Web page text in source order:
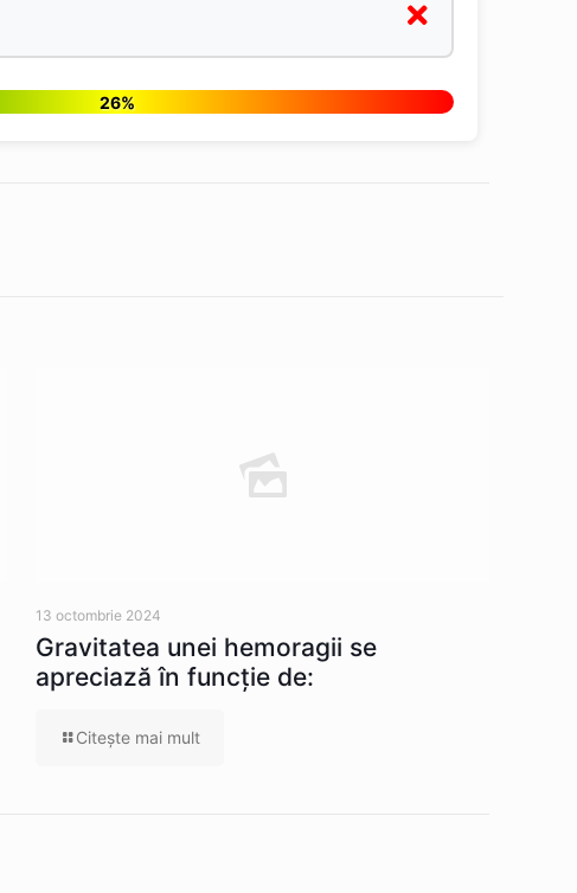
26%
13 octombrie 2024
Gravitatea unei hemoragii se
apreciază în funcție de:
Citeşte mai mult